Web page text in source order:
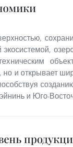
но и открывает
и Юго-